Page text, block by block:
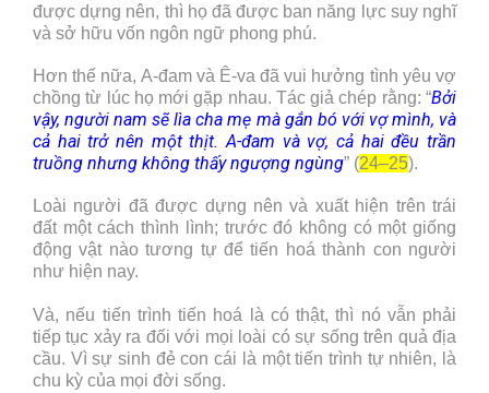
được dựng nên, thì họ đã được ban năng lực suy nghĩ
và sở hữu vốn ngôn ngữ phong phú.
Hơn thế nữa, A-đam và Ê-va đã vui hưởng tình yêu vợ
chồng từ lúc họ mới gặp nhau. Tác giả chép rằng: “Bởi
vậy, người nam sẽ lìa cha mẹ mà gắn bó với vợ mình, và
cả hai trở nên một thịt. A-đam và vợ, cả hai đều trần
truồng nhưng không thấy ngượng ngùng” (24–25).
Loài người đã được dựng nên và xuất hiện trên trái
đất một cách thình lình; trước đó không có một giống
động vật nào tương tự để tiến hoá thành con người
như hiện nay.
Và, nếu tiến trình tiến hoá là có thật, thì nó vẫn phải
tiếp tục xảy ra đối với mọi loài có sự sống trên quả địa
cầu. Vì sự sinh đẻ con cái là một tiến trình tự nhiên, là
chu kỳ của mọi đời sống.